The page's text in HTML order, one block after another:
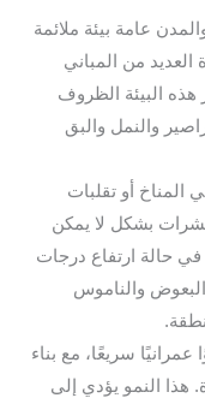
عامة بيئة ملائمة
من المباني
هذه البيئة الظروف
والنمل والبق
المناخ أو تقلبات
بشكل لا يمكن
حالة ارتفاع درجات
البعوض والناموس
عمرانيًا سريعًا، مع بناء
هذا النمو يؤدي إلى